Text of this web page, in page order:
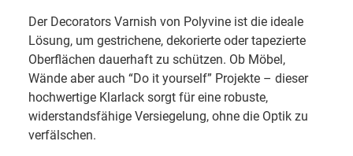
Der Decorators Varnish von Polyvine ist die ideale
Lösung, um gestrichene, dekorierte oder tapezierte
Oberflächen dauerhaft zu schützen. Ob Möbel,
Wände aber auch “Do it yourself” Projekte – dieser
hochwertige Klarlack sorgt für eine robuste,
widerstandsfähige Versiegelung, ohne die Optik zu
verfälschen.